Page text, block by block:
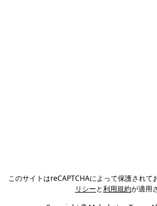
このサイトはreCAPTCHAによって保護されて
リシーと利用規約が適用